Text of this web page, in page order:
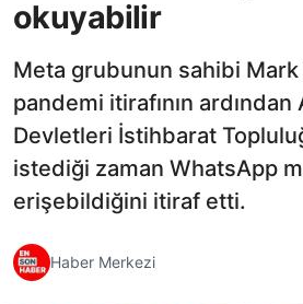
okuyabilir
Meta grubunun sahibi
pandemi itirafının
Devletleri İstihbarat
istediği zaman WhatsApp
erişebildiğini itiraf etti.
Haber Merkezi